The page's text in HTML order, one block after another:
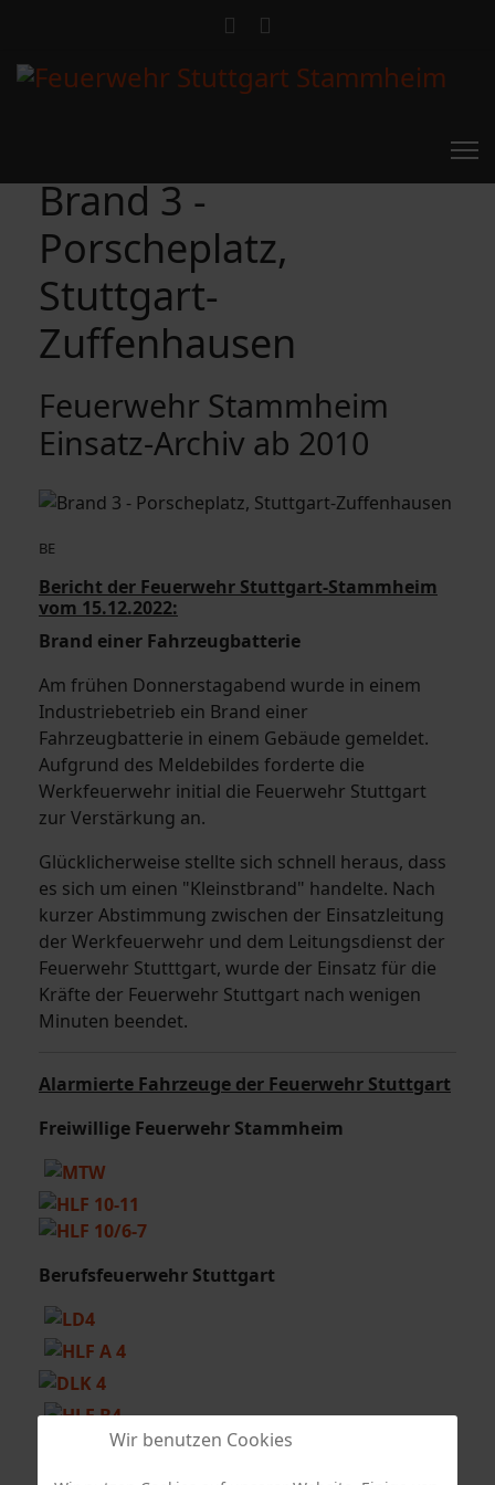
Feuerwehr Stammheim
Einsatz-Archiv ab 2010
Brand 3 -
Porscheplatz,
Stuttgart-
Zuffenhausen
BE
Bericht der Feuerwehr Stuttgart-Stammheim
vom 15.12.2022:
Brand einer Fahrzeugbatterie
Am frühen Donnerstagabend wurde in einem
Industriebetrieb ein Brand einer
Fahrzeugbatterie in einem Gebäude gemeldet.
Aufgrund des Meldebildes forderte die
Werkfeuerwehr initial die Feuerwehr Stuttgart
zur Verstärkung an.
Glücklicherweise stellte sich schnell heraus, dass
es sich um einen "Kleinstbrand" handelte. Nach
kurzer Abstimmung zwischen der Einsatzleitung
der Werkfeuerwehr und dem Leitungsdienst der
Feuerwehr Stutttgart, wurde der Einsatz für die
Kräfte der Feuerwehr Stuttgart nach wenigen
Minuten beendet.
Alarmierte Fahrzeuge der Feuerwehr Stuttgart
Freiwillige Feuerwehr Stammheim
Berufsfeuerwehr Stuttgart
Quelle Fotos:
Wir benutzen Cookies